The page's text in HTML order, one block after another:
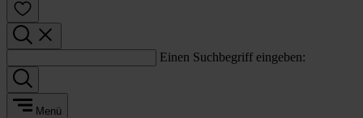
Einen Suchbegriff eingeben:
Menü